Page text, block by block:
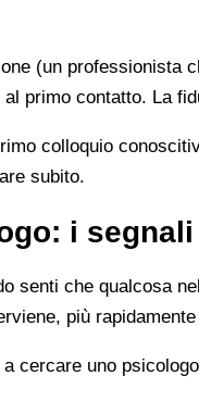
(un professionista
primo contatto. La
colloquio
subito.
i
senti che qualcosa
più
cercare uno